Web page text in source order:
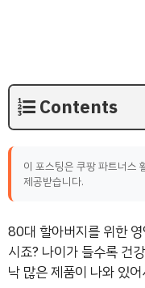
Contents
이 포스팅은 쿠팡 파트너스
제공받습니다.
80대 할아버지를 위한
시죠? 나이가 들수록 건
낙 많은 제품이 나와 있